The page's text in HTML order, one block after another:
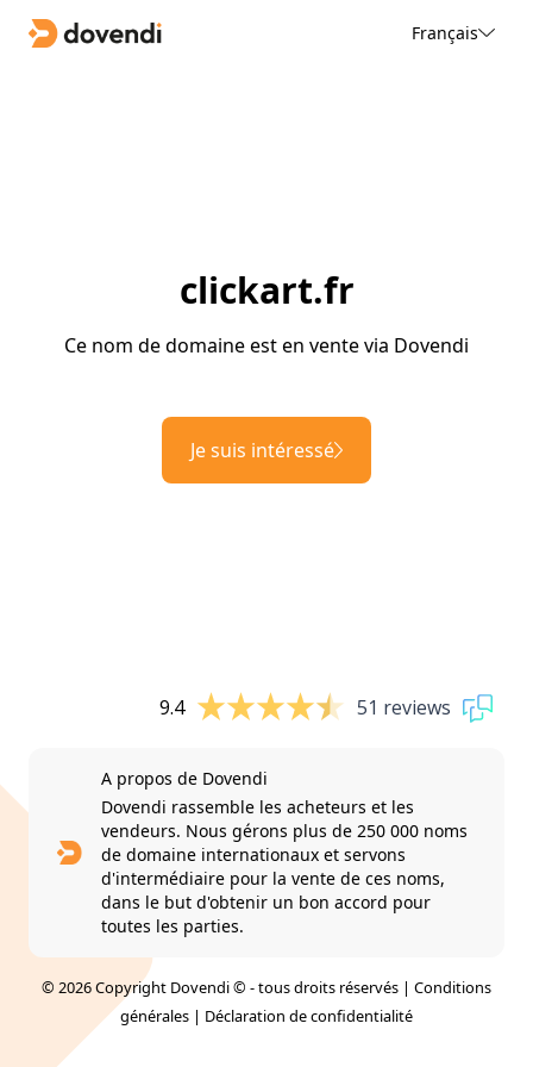
Français
clickart.fr
Ce nom de domaine est en vente via Dovendi
Je suis intéressé
9.4 51 reviews
A propos de Dovendi
Dovendi rassemble les acheteurs et les
vendeurs. Nous gérons plus de 250 000 noms
de domaine internationaux et servons
d'intermédiaire pour la vente de ces noms,
dans le but d'obtenir un bon accord pour
toutes les parties.
© 2026 Copyright Dovendi © - tous droits réservés | Conditions
générales | Déclaration de confidentialité